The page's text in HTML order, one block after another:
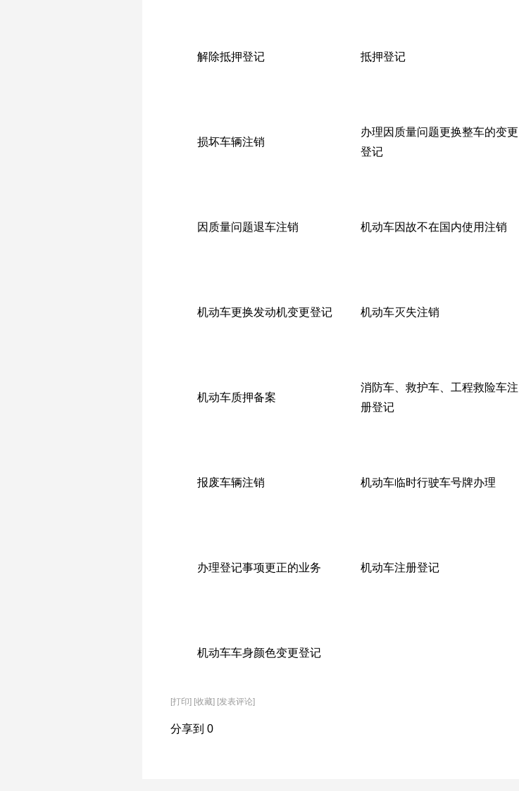
解除抵押登记 抵押登记
损坏车辆注销
办理因质量问题更换整车的变更
登记
因质量问题退车注销 机动车因故不在国内使用注销
机动车更换发动机变更登记 机动车灭失注销
机动车质押备案
消防车、救护车、工程救险车注
册登记
报废车辆注销 机动车临时行驶车号牌办理
办理登记事项更正的业务 机动车注册登记
机动车车身颜色变更登记
[打印] [收藏] [发表评论]
分享到 0